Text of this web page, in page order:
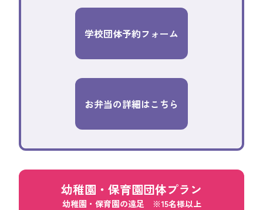
学校団体予約フォーム
お弁当の詳細はこちら
幼稚園・保育園団体プラン
幼稚園・保育園の遠足 ※15名様以上